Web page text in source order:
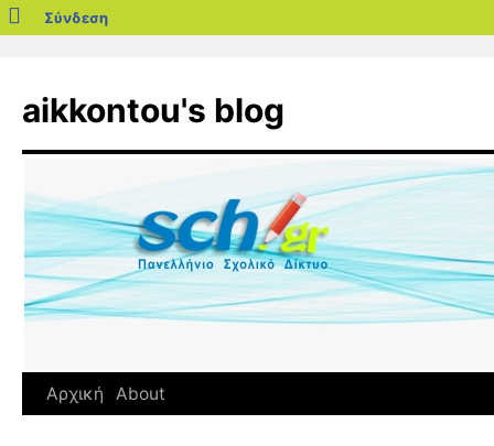
blogs.sch.gr
Σύνδεση
περιεχόμενο
aikkontou's blog
Αρχική About